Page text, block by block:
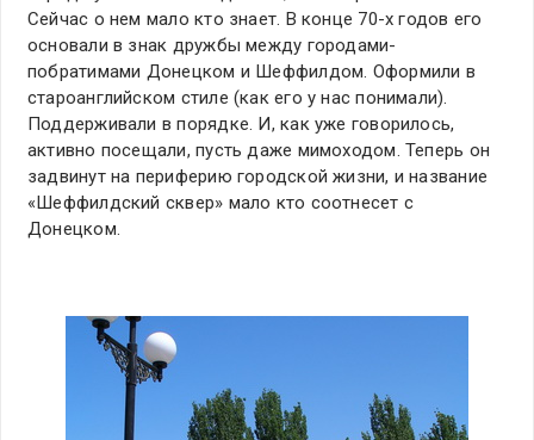
Сейчас о нем мало кто знает. В конце 70-х годов его
основали в знак дружбы между городами-
побратимами Донецком и Шеффилдом. Оформили в
староанглийском стиле (как его у нас понимали).
Поддерживали в порядке. И, как уже говорилось,
активно посещали, пусть даже мимоходом. Теперь он
задвинут на периферию городской жизни, и название
«Шеффилдский сквер» мало кто соотнесет с
Донецком.